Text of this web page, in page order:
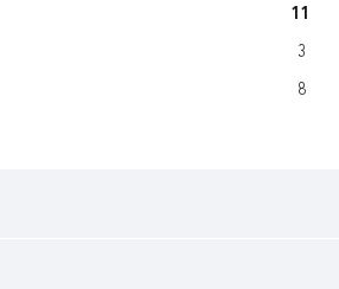
11
3
8